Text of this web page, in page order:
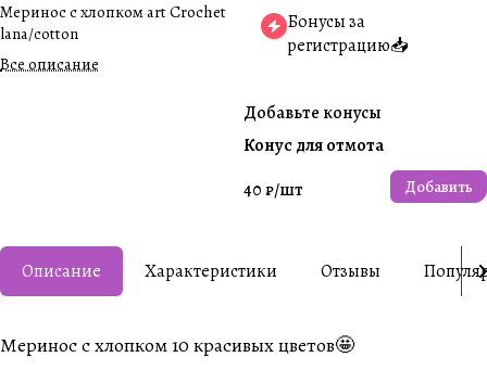
Меринос с хлопком art Crochet
lana/cotton
Все описание
Бонусы за
регистрацию📥
Добавьте конусы
Конус для отмота
40 ₽/шт Добавить
Описание Характеристики Отзывы
Меринос с хлопком 10 красивых цветов🤩